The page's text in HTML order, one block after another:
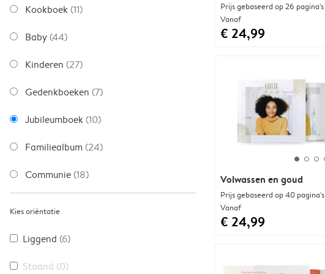
Kookboek (11)
Baby (44)
Kinderen (27)
Gedenkboeken (7)
Jubileumboek (10)
Familiealbum (24)
Communie (18)
Kies oriëntatie
Liggend (6)
Staand (0)
Prijs gebaseerd op 26 pagina's
Vanaf
€ 24,99
Volwassen en goud
Prijs gebaseerd op 40 pagina's
Vanaf
€ 24,99